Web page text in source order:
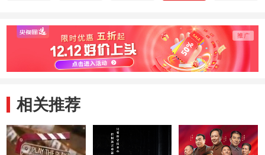
相关推荐